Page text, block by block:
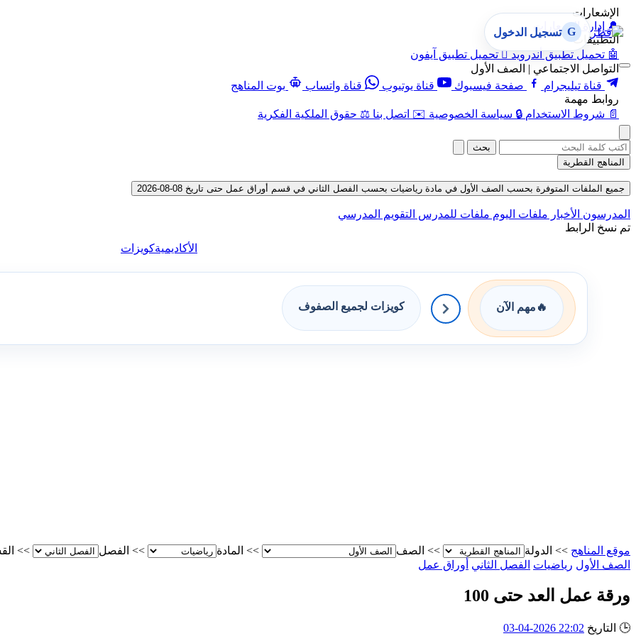
الإشعارات
🔔 إدارة الإشعارات
التطبيقات
🤖 تحميل تطبيق أندرويد  تحميل تطبيق آيفون
التواصل الاجتماعي | الصف الأول
قناة تيليجرام
صفحة فيسبوك قناة يوتيوب قناة واتساب
بوت المناهج
روابط مهمة
📄 شروط الاستخدام 🔒 سياسة الخصوصية ✉️ اتصل بنا ⚖️ حقوق الملكية الفكرية
G تسجيل الدخول
بحث
المناهج القطرية
جميع الملفات المتوفرة بحسب الصف الأول في مادة رياضيات بحسب الفصل الثاني في قسم أوراق عمل حتى تاريخ 08-08-2026
المدرسون الأخبار ملفات اليوم ملفات للمدرس التقويم المدرسي
تم نسخ الرابط
الأكاديميةكويزات
🔥 مهم الآن كويزات لجميع الصفوف
موقع المناهج >> الدولة >> الصف >> المادة >> الفصل >>
الصف الأول رياضيات الفصل الثاني أوراق عمل
ورقة عمل العد حتى 100
🕒 التاريخ 22:02 2026-04-03